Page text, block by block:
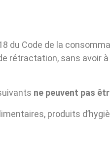
Code de la
rétractation, sans avoir
ne peuvent pas
produits